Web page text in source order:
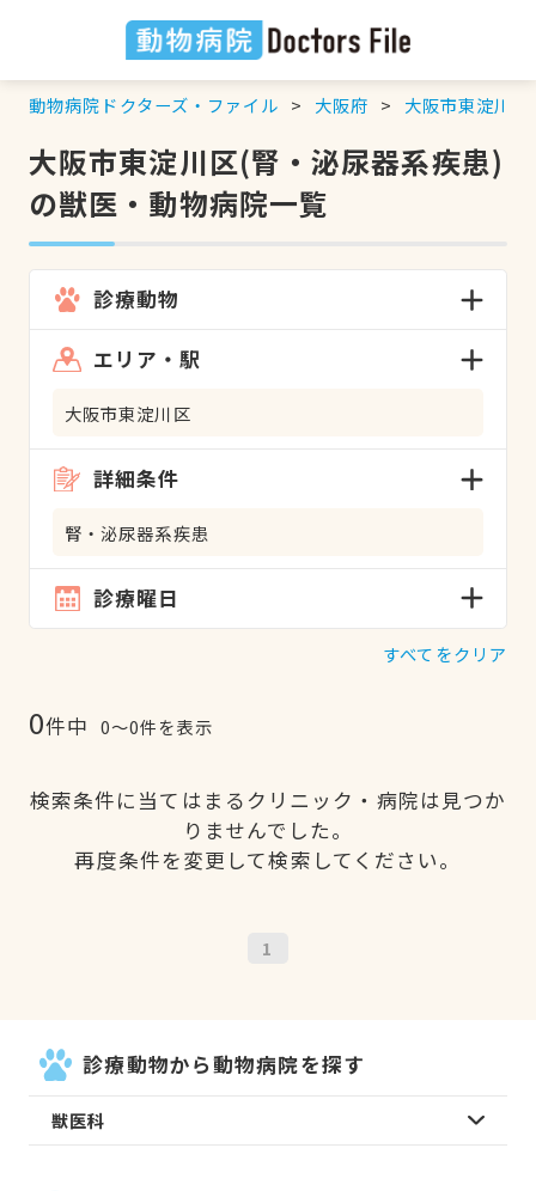
動物病院ドクターズ・ファイル 大阪府 大阪市東淀川区
大阪市東淀川区(腎・泌尿器系疾患)
の獣医・動物病院一覧
診療動物
エリア・駅
大阪市東淀川区
詳細条件
腎・泌尿器系疾患
診療曜日
すべてをクリア
0件中 0〜0件を表示
検索条件に当てはまるクリニック・病院は見つか
りませんでした。
再度条件を変更して検索してください。
1
診療動物から動物病院を探す
獣医科